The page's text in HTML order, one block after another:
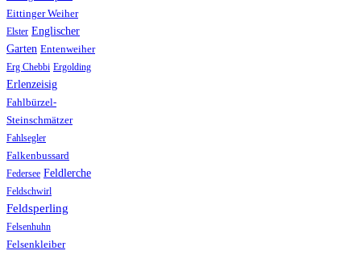
Eittinger Weiher
Elster Englischer
Garten Entenweiher
Erg Chebbi Ergolding
Erlenzeisig
Fahlbürzel-
Steinschmätzer
Fahlsegler
Falkenbussard
Federsee Feldlerche
Feldschwirl
Feldsperling
Felsenhuhn
Felsenkleiber